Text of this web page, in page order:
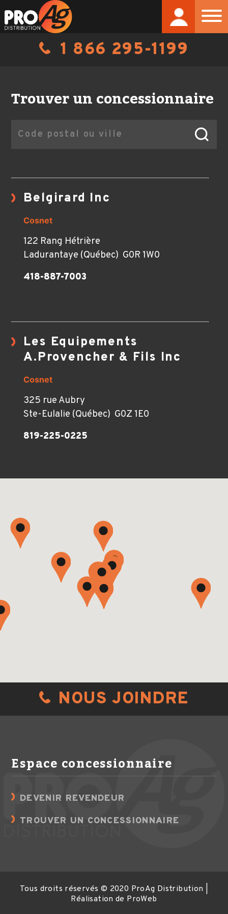
1 866 295-1199
Trouver un concessionnaire
Belgirard Inc
Cosnet
122 Rang Hétrière
Ladurantaye (Québec) G0R 1W0
418-887-7003
Les Equipements
A.Provencher & Fils Inc
Cosnet
325 rue Aubry
Ste-Eulalie (Québec) G0Z 1E0
819-225-0225
d'Abitibi Ltée
Cosnet - Jeantil
1056 Route 101
Poularie (Québec) J0Z 3E0
819-782-5604
Sheehy Entreprises LTD
Cosnet
902-758-2002
SITE WEB
Cosnet - Jeantil
NOUS JOINDRE
Espace concessionnaire
DEVENIR REVENDEUR
TROUVER UN CONCESSIONNAIRE
Tous droits réservés © 2020 ProAg Distribution |
Réalisation de ProWeb